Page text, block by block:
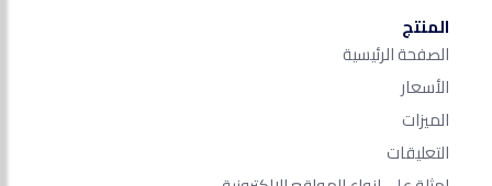
المنتج
الصفحة الرئيسية
الأسعار
الميزات
التعليقات